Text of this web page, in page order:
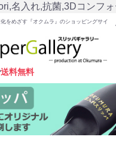
名入れ,抗菌,3Dコンフ
をめざす『オクムラ』のショッピングサイ
送料無料